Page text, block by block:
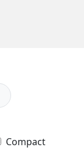
Compact